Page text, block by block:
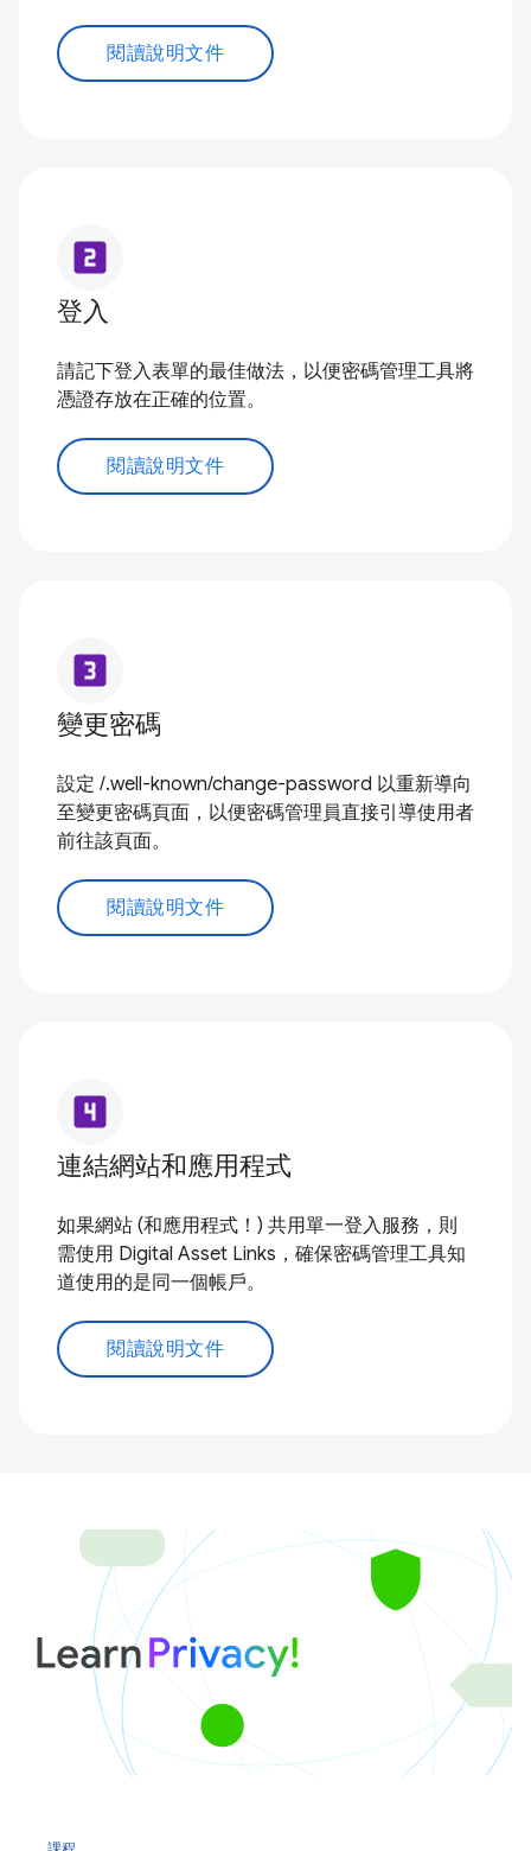
閱讀說明文件
looks_two
登入
請記下登入表單的最佳做法，以便密碼管理工具將
憑證存放在正確的位置。
閱讀說明文件
looks_3
變更密碼
設定 /.well-known/change-password 以重新導向
至變更密碼頁面，以便密碼管理員直接引導使用者
前往該頁面。
閱讀說明文件
looks_4
連結網站和應用程式
如果網站 (和應用程式！) 共用單一登入服務，則
需使用 Digital Asset Links，確保密碼管理工具知
道使用的是同一個帳戶。
閱讀說明文件